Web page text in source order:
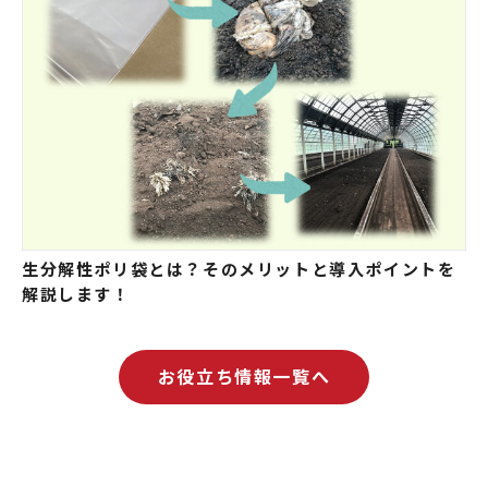
生分解性ポリ袋とは？そのメリットと導入ポイントを
解説します！
お役立ち情報一覧へ